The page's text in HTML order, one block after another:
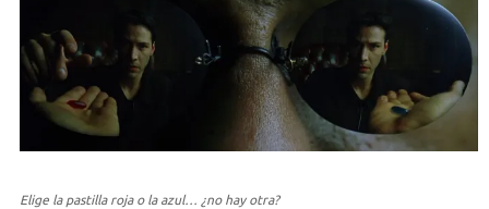
Elige la pastilla roja o la azul… ¿no hay otra?